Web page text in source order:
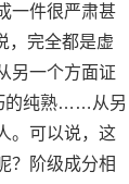
一件很严肃甚
，完全都是虚
另一个方面证
的纯熟……从另
。可以说，这
？阶级成分相